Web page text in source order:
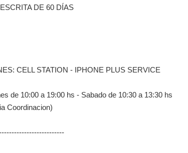
DE 60 DÍAS
CELL STATION - IPHONE PLUS SERVICE
de 10:00 a 19:00 hs - Sabado de 10:30 a 13:30 hs
Coordinacion)